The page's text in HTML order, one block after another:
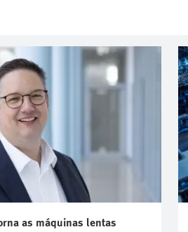
as máquinas lentas